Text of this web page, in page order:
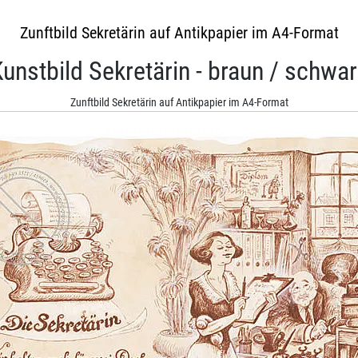
Zunftbild Sekretärin auf Antikpapier im A4-Format
Sekretärin - braun /
Zunftbild Sekretärin auf Antikpapier im A4-Format